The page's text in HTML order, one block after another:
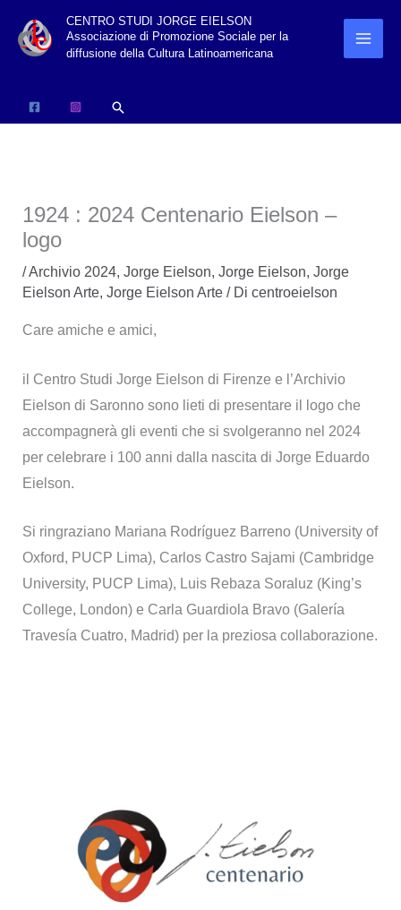
CENTRO STUDI JORGE EIELSON
Associazione di Promozione Sociale per la
diffusione della Cultura Latinoamericana
Cerca
1924 : 2024 Centenario Eielson –
logo
/Archivio 2024, Jorge Eielson, Jorge Eielson, Jorge
Eielson Arte, Jorge Eielson Arte/ Di centroeielson
Care amiche e amici,
il Centro Studi Jorge Eielson di Firenze e l’Archivio
Eielson di Saronno sono lieti di presentare il logo che
accompagnerà gli eventi che si svolgeranno nel 2024
per celebrare i 100 anni dalla nascita di Jorge Eduardo
Eielson.
Si ringraziano Mariana Rodríguez Barreno (University of
Oxford, PUCP Lima), Carlos Castro Sajami (Cambridge
University, PUCP Lima), Luis Rebaza Soraluz (King’s
College, London) e Carla Guardiola Bravo (Galería
Travesía Cuatro, Madrid) per la preziosa collaborazione.